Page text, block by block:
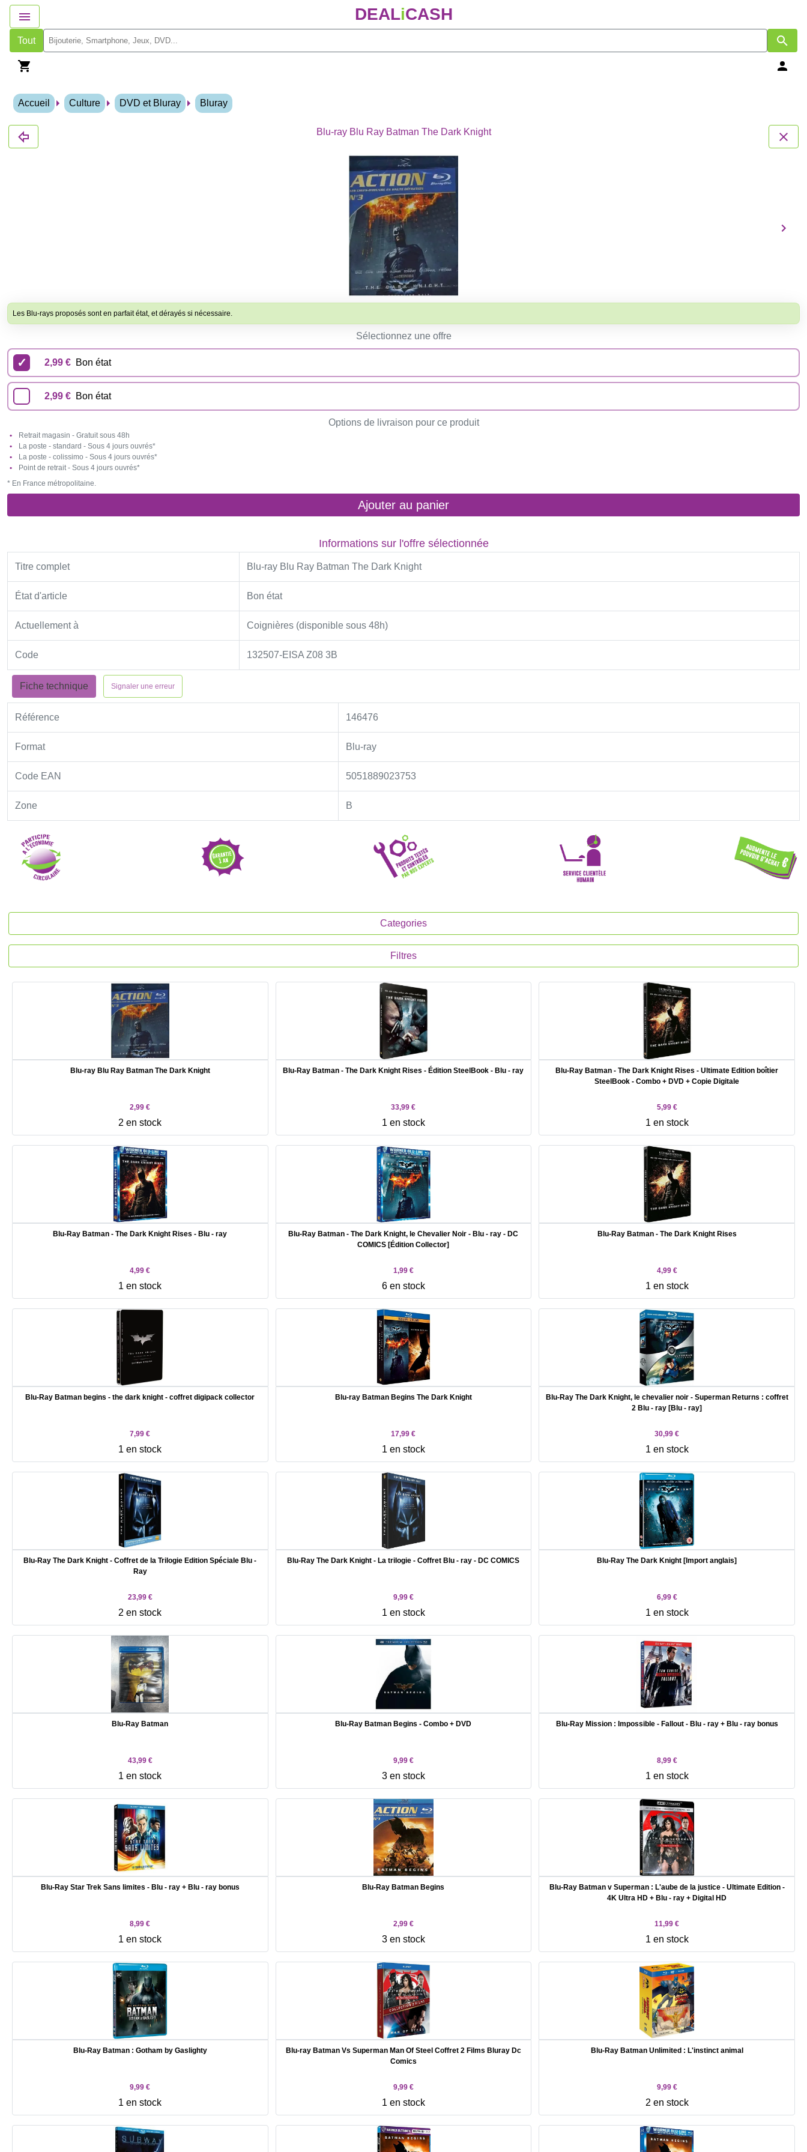
DEALiCASH
Tout
Accueil Culture DVD et Bluray Bluray
Blu-ray Blu Ray Batman The Dark Knight
Les Blu-rays proposés sont en parfait état, et dérayés si nécessaire.
Sélectionnez une offre
2,99 € Bon état
2,99 € Bon état
Options de livraison pour ce produit
Retrait magasin - Gratuit sous 48h
La poste - standard - Sous 4 jours ouvrés*
La poste - colissimo - Sous 4 jours ouvrés*
Point de retrait - Sous 4 jours ouvrés*
* En France métropolitaine.
Ajouter au panier
Informations sur l'offre sélectionnée
Titre complet Blu-ray Blu Ray Batman The Dark Knight
État d'article Bon état
Actuellement à Coignières (disponible sous 48h)
Code 132507-EISA Z08 3B
Fiche technique Signaler une erreur
Référence 146476
Format Blu-ray
Code EAN 5051889023753
Zone B
Categories
Filtres
Blu-ray Blu Ray Batman The Dark Knight
2,99 €
2 en stock
Blu-Ray Batman - The Dark Knight Rises - Édition SteelBook - Blu - ray
33,99 €
1 en stock
Blu-Ray Batman - The Dark Knight Rises - Ultimate Edition boîtier
SteelBook - Combo + DVD + Copie Digitale
5,99 €
1 en stock
Blu-Ray Batman - The Dark Knight Rises - Blu - ray
4,99 €
1 en stock
Blu-Ray Batman - The Dark Knight, le Chevalier Noir - Blu - ray - DC
COMICS [Édition Collector]
1,99 €
6 en stock
Blu-Ray Batman - The Dark Knight Rises
4,99 €
1 en stock
Blu-Ray Batman begins - the dark knight - coffret digipack collector
7,99 €
1 en stock
Blu-ray Batman Begins The Dark Knight
17,99 €
1 en stock
Blu-Ray The Dark Knight, le chevalier noir - Superman Returns : coffret
2 Blu - ray [Blu - ray]
30,99 €
1 en stock
Blu-Ray The Dark Knight - Coffret de la Trilogie Edition Spéciale Blu -
Ray
23,99 €
2 en stock
Blu-Ray The Dark Knight - La trilogie - Coffret Blu - ray - DC COMICS
9,99 €
1 en stock
Blu-Ray The Dark Knight [Import anglais]
6,99 €
1 en stock
Blu-Ray Batman
43,99 €
1 en stock
Blu-Ray Batman Begins - Combo + DVD
9,99 €
3 en stock
Blu-Ray Mission : Impossible - Fallout - Blu - ray + Blu - ray bonus
8,99 €
1 en stock
Blu-Ray Star Trek Sans limites - Blu - ray + Blu - ray bonus
8,99 €
1 en stock
Blu-Ray Batman Begins
2,99 €
3 en stock
Blu-Ray Batman v Superman : L'aube de la justice - Ultimate Edition -
4K Ultra HD + Blu - ray + Digital HD
11,99 €
1 en stock
Blu-Ray Batman : Gotham by Gaslighty
9,99 €
1 en stock
Blu-ray Batman Vs Superman Man Of Steel Coffret 2 Films Bluray Dc
Comics
9,99 €
1 en stock
Blu-Ray Batman Unlimited : L'instinct animal
9,99 €
2 en stock